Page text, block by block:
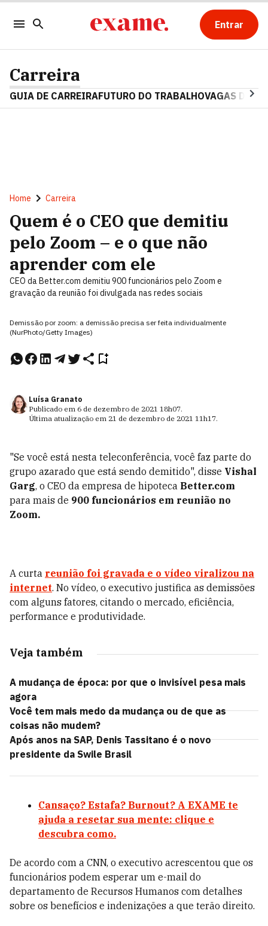
Entrar
Carreira
GUIA DE CARREIRAFUTURO DO TRABALHOVAGAS DE
Home Carreira
Quem é o CEO que demitiu
pelo Zoom – e o que não
aprender com ele
CEO da Better.com demitiu 900 funcionários pelo Zoom e
gravação da reunião foi divulgada nas redes sociais
Demissão por zoom: a demissão precisa ser feita individualmente
(NurPhoto/Getty Images)
Luísa Granato
Publicado em 6 de dezembro de 2021 18h07.
Última atualização em 21 de dezembro de 2021 11h17.
"Se você está nesta teleconferência, você faz parte do
grupo azarado que está sendo demitido", disse Vishal
Garg, o CEO da empresa de hipoteca Better.com
para mais de 900 funcionários em reunião no
Zoom.
A curta reunião foi gravada e o vídeo viralizou na
internet. No vídeo, o executivo justifica as demissões
com alguns fatores, citando o mercado, eficiência,
performance e produtividade.
Veja também
A mudança de época: por que o invisível pesa mais
agora
Você tem mais medo da mudança ou de que as
coisas não mudem?
Após anos na SAP, Denis Tassitano é o novo
presidente da Swile Brasil
Cansaço? Estafa? Burnout? A EXAME te
ajuda a resetar sua mente: clique e
descubra como.
De acordo com a CNN, o executivo acrescentou que os
funcionários podem esperar um e-mail do
departamento de Recursos Humanos com detalhes
sobre os benefícios e indenizações a que terão direito.